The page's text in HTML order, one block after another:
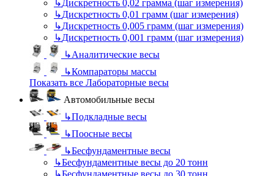
↳Дискретность 0,02 грамма (шаг измерения)
↳Дискретность 0,01 грамм (шаг измерения)
↳Дискретность 0,005 грамм (шаг измерения)
↳Дискретность 0,001 грамм (шаг измерения)
↳Аналитические весы
↳Компараторы массы
Показать все Лабораторные весы
Автомобильные весы
↳Подкладные весы
↳Поосные весы
↳Бесфундаментные весы
↳Бесфундаментные весы до 20 тонн
↳Бесфундаментные весы до 30 тонн